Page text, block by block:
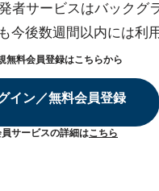
者サービスはバックグ
今後数週間以内には利
無料会員登録はこちらから
イン／無料会員登録
サービスの詳細はこちら